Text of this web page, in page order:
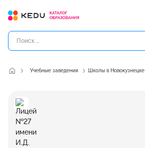
Учебные заведения Школы в Новокузнецке